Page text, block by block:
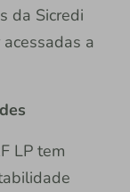
da Sicredi
a
LP tem